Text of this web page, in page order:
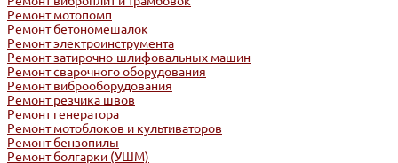
Ремонт мотопомп
Ремонт бетономешалок
Ремонт электроинструмента
Ремонт затирочно-шлифовальных машин
Ремонт сварочного оборудования
Ремонт виброоборудования
Ремонт резчика швов
Ремонт генератора
Ремонт мотоблоков и культиваторов
Ремонт бензопилы
Ремонт болгарки (УШМ)